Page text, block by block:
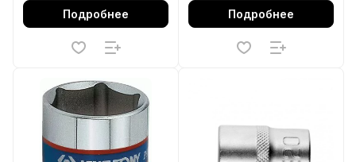
Подробнее Подробнее